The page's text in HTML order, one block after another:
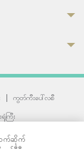
|
ကွတ်ကီးပေါ်လစီ
ကြီး
ဝက်ဆိုက်